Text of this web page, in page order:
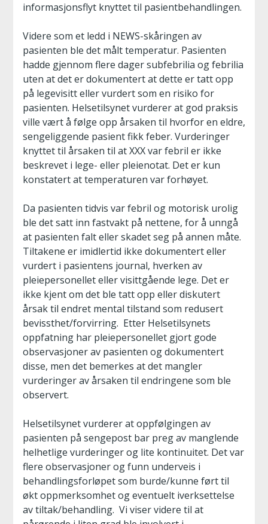
informasjonsflyt knyttet til pasientbehandlingen.
Videre som et ledd i NEWS-skåringen av
pasienten ble det målt temperatur. Pasienten
hadde gjennom flere dager subfebrilia og febrilia
uten at det er dokumentert at dette er tatt opp
på legevisitt eller vurdert som en risiko for
pasienten. Helsetilsynet vurderer at god praksis
ville vært å følge opp årsaken til hvorfor en eldre,
sengeliggende pasient fikk feber. Vurderinger
knyttet til årsaken til at XXX var febril er ikke
beskrevet i lege- eller pleienotat. Det er kun
konstatert at temperaturen var forhøyet.
Da pasienten tidvis var febril og motorisk urolig
ble det satt inn fastvakt på nettene, for å unngå
at pasienten falt eller skadet seg på annen måte.
Tiltakene er imidlertid ikke dokumentert eller
vurdert i pasientens journal, hverken av
pleiepersonellet eller visittgående lege. Det er
ikke kjent om det ble tatt opp eller diskutert
årsak til endret mental tilstand som redusert
bevissthet/forvirring. Etter Helsetilsynets
oppfatning har pleiepersonellet gjort gode
observasjoner av pasienten og dokumentert
disse, men det bemerkes at det mangler
vurderinger av årsaken til endringene som ble
observert.
Helsetilsynet vurderer at oppfølgingen av
pasienten på sengepost bar preg av manglende
helhetlige vurderinger og lite kontinuitet. Det var
flere observasjoner og funn underveis i
behandlingsforløpet som burde/kunne ført til
økt oppmerksomhet og eventuelt iverksettelse
av tiltak/behandling. Vi viser videre til at